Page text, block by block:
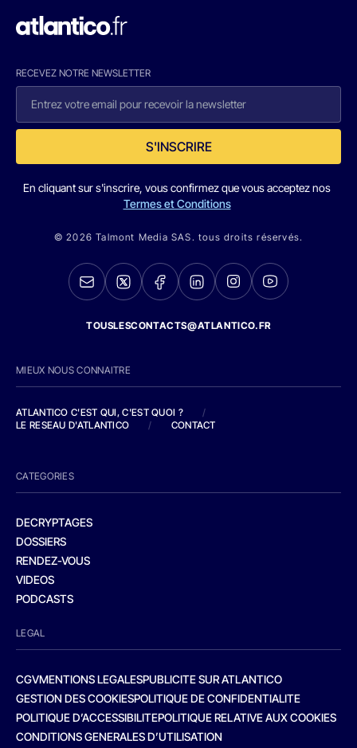
RECEVEZ NOTRE NEWSLETTER
S'INSCRIRE
En cliquant sur s'inscrire, vous confirmez que vous acceptez nos
Termes et Conditions
© 2026 Talmont Media SAS. tous droits réservés.
TOUSLESCONTACTS@ATLANTICO.FR
MIEUX NOUS CONNAITRE
ATLANTICO C'EST QUI, C'EST QUOI ?
/
LE RESEAU D'ATLANTICO
/ CONTACT
CATEGORIES
DECRYPTAGES
DOSSIERS
RENDEZ-VOUS
VIDEOS
PODCASTS
LEGAL
CGVMENTIONS LEGALESPUBLICITE SUR ATLANTICO
GESTION DES COOKIESPOLITIQUE DE CONFIDENTIALITE
POLITIQUE D’ACCESSIBILITEPOLITIQUE RELATIVE AUX COOKIES
CONDITIONS GENERALES D’UTILISATION